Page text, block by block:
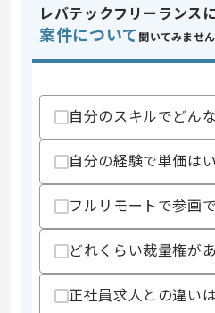
特徴
スキル
・Java
・
・クラ
スキル
商談回
レバテックフリーランス
案件について 聞いてみません
自分のスキルでどん
自分の経験で単価は
フルリモートで参画
どれくらい裁量権が
正社員求人との違い